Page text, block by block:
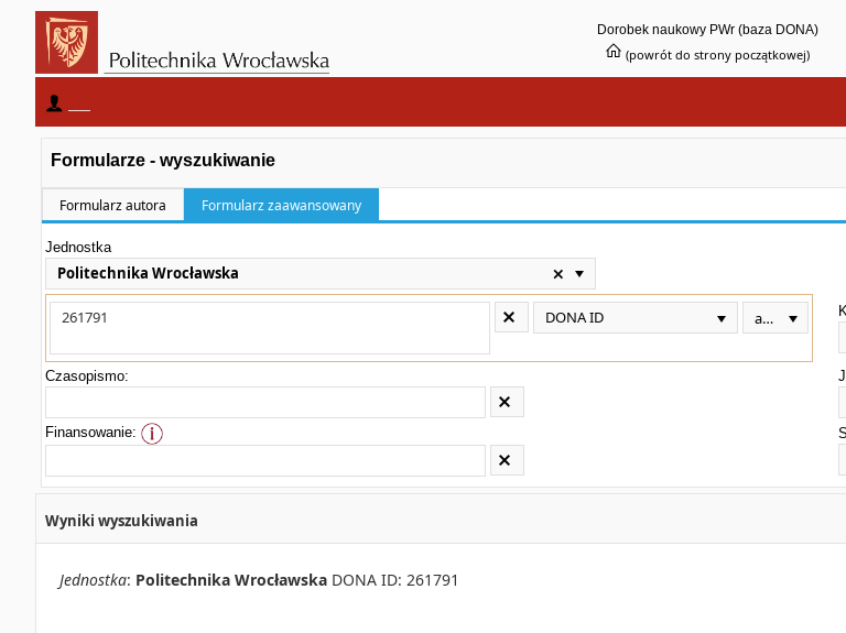
Dorobek naukowy PWr (baza DONA)
(powrót do strony początkowej)
Formularze - wyszukiwanie
Formularz autora Formularz zaawansowany
Jednostka
Politechnika Wrocławska
DONA ID
Czasopismo:
Finansowanie:
Wyniki wyszukiwania
Jednostka: Politechnika Wrocławska DONA ID: 261791